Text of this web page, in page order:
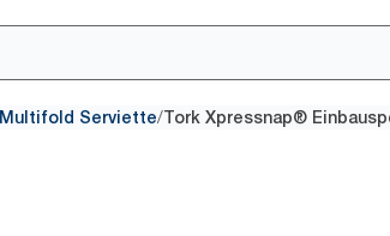
Multifold Serviette/Tork Xpressnap®